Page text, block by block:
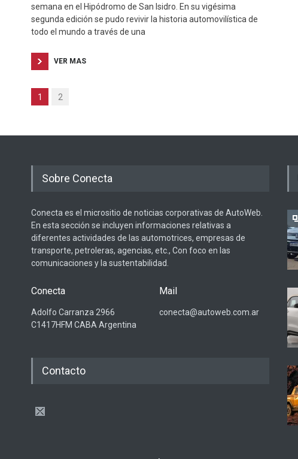
semana en el Hipódromo de San Isidro. En su vigésima
segunda edición se pudo revivir la historia automovilística de
todo el mundo a través de una
VER MAS
1 2
Sobre Conecta
Conecta es el micrositio de noticias corporativas de AutoWeb.
En esta sección se incluyen informaciones relativas a
diferentes actividades de las automotrices, empresas de
transporte, petroleras, agencias, etc., Con foco en las
comunicaciones y la sustentabilidad.
Conecta
Adolfo Carranza 2966
C1417HFM CABA Argentina
Mail
conecta@autoweb.com.ar
Contacto